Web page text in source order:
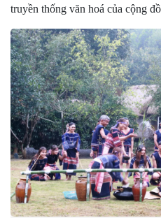
truyền thống văn hoá của cộng